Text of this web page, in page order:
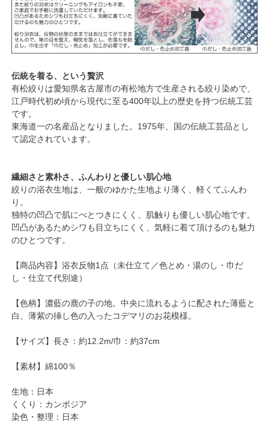
伝統を着る、という贅沢
有松絞りは愛知県名古屋市の有松地方で生産される絞り染めで、
江戸時代初め頃から現代に至る400年以上の歴史を持つ伝統工芸
です。
東海道一の名産品となりました。1975年、国の伝統工芸品とし
て認定されています。
繊細さと素朴さ、ふんわりと優しい肌心地
絞りの浴衣生地は、一般のゆかた生地より薄く、軽くてふんわ
り。
独特の凹凸で肌にべとつきにくく、肌触りも優しい肌心地です。
凹凸があるためシワも目立ちにくく、気軽に着て頂けるのも魅力
のひとつです。
【商品内容】浴衣反物1点（未仕立て／色とめ・湯のし・巾だ
し・仕立て代別途）
【色柄】濃藍の鹿の子の地。中央に流れるように配された薄藍と
白、薄紫の挿し色の入ったコデマリのお花模様。
【サイズ】長さ：約12.2m/巾：約37cm
【素材】綿100％
生地：日本
くくり：カンボジア
染色・整理：日本